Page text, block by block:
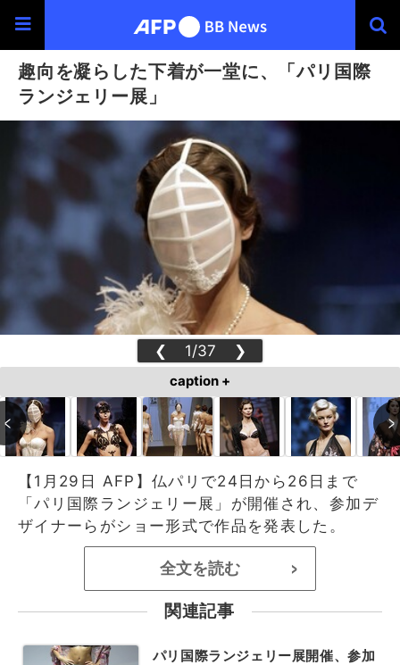
趣向を凝らした下着が一堂に、「パリ国際
ランジェリー展」
❮ 1/37 ❯
caption +
【1月29日 AFP】仏パリで24日から26日まで
「パリ国際ランジェリー展」が開催され、参加デ
ザイナーらがショー形式で作品を発表した。
全文を読む >
関連記事
パリ国際ランジェリー展開催、参加